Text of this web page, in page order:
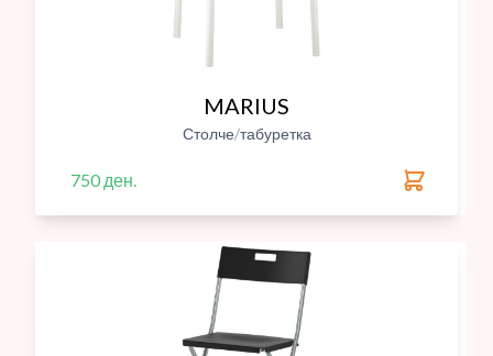
MARIUS
Столче/табуретка
750 ден.